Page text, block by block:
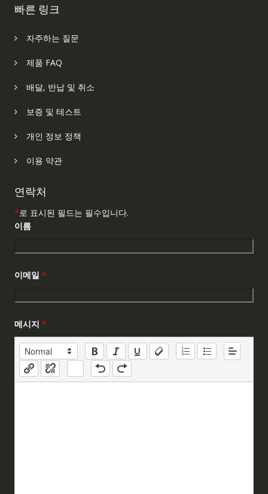
빠른 링크
자주하는 질문
제품 FAQ
배달, 반납 및 취소
보증 및 테스트
개인 정보 정책
이용 약관
연락처
*로 표시된 필드는 필수입니다.
이름
이메일 *
메시지 *